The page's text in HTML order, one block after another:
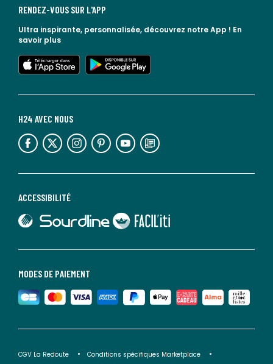
MODES DE PAIEMENT
ACCESSIBILITÉ
lien vers Sourdline
lien vers Faciliti
H24 AVEC NOUS
lien vers l'espace réseaux sociaux lien vers l'espace réseaux sociaux lien vers l'espace réseaux sociaux lien vers l'espace réseaux sociaux lien vers l'espace réseaux sociaux lien vers le blog la redoute
RENDEZ-VOUS SUR L'APP
Ultra inspirante, personnalisée, découvrez notre App ! En
savoir plus
lien vers l'app store
lien vers google play
CGV La Redoute
Conditions spécifiques Marketplace